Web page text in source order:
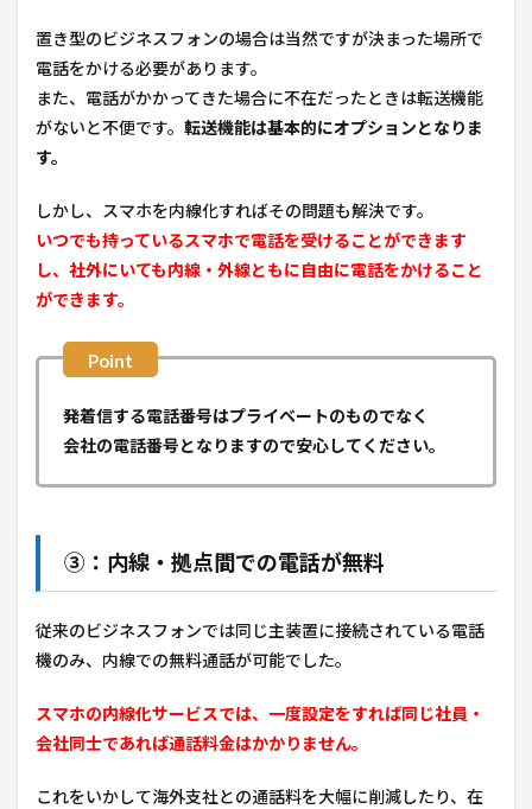
置き型のビジネスフォンの場合は当然ですが決まった場所で
電話をかける必要があります。
また、電話がかかってきた場合に不在だったときは転送機能
がないと不便です。 転送機能は基本的にオプションとなりま
す。
しかし、スマホを内線化すればその問題も解決です。
いつでも持っているスマホで電話を受けることができます
し、社外にいても内線・外線ともに自由に電話をかけること
ができます。
発着信する電話番号はプライベートのものでなく
会社の電話番号となりますので安心してください。
③：内線・拠点間での電話が無料
従来のビジネスフォンでは同じ主装置に接続されている電話
機のみ、内線での無料通話が可能でした。
スマホの内線化サービスでは、一度設定をすれば同じ社員・
会社同士であれば通話料金はかかりません。
これをいかして海外支社との通話料を大幅に削減したり、在